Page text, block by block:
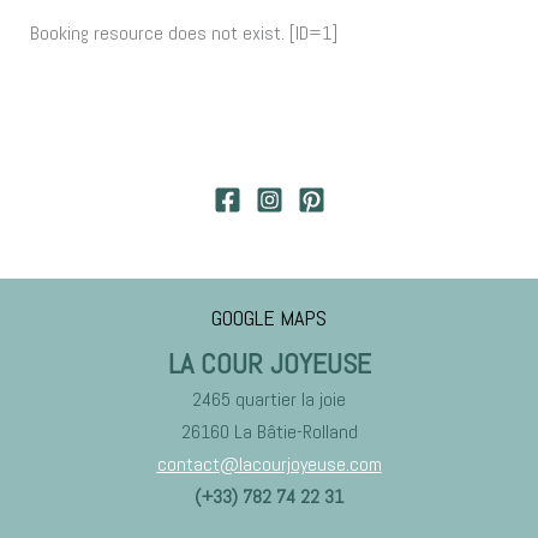
Booking resource does not exist. [ID=1]
GOOGLE MAPS
LA COUR JOYEUSE
2465 quartier la joie
26160 La Bâtie-Rolland
contact@lacourjoyeuse.com
(+33) 782 74 22 31